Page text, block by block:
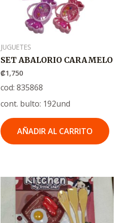
JUGUETES
SET ABALORIO CARAMELO
₡1,750
cod: 835868
cont. bulto: 192und
AÑADIR AL CARRITO